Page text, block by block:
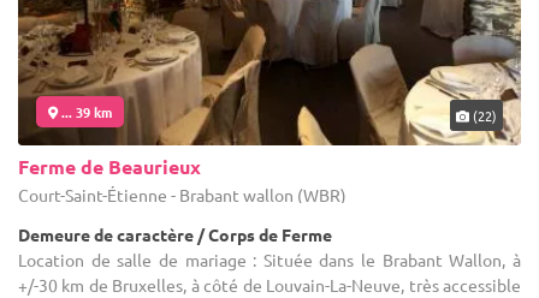
... 39 km (22)
Ferme de Beaurieux
Court-Saint-Étienne - Brabant wallon (WBR)
Demeure de caractère / Corps de Ferme
Location de salle de mariage : Située dans le Brabant Wallon, à
+/-30 km de Bruxelles, à côté de Louvain-La-Neuve, très accessible